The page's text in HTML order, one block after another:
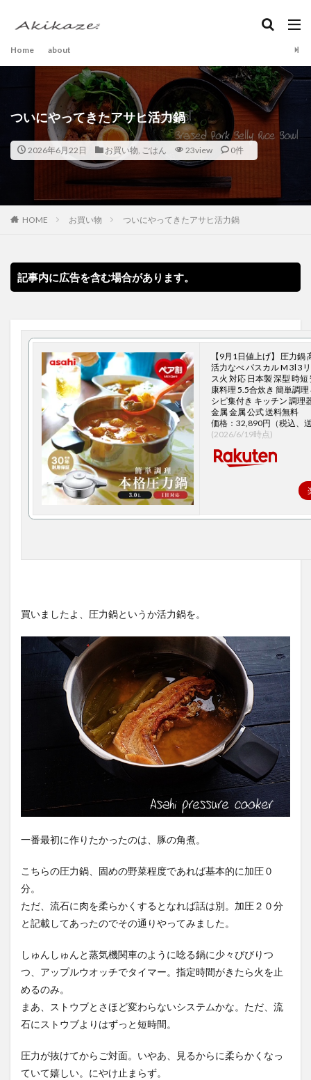
Home about
ついにやってきたアサヒ活力鍋
2026年6月22日 お買い物, ごはん 23view 0件
HOME お買い物 ついにやってきたアサヒ活力鍋
記事内に広告を含む場合があります。
【9月1日値上げ】 圧力鍋
活力なべ パスカル M 3l 3
ス火 対応 日本製 深型 時短
康料理 5.5合炊き 簡単調理
シピ集付き キッチン 調理
金属 金属 公式 送料無料
価格：32,890円（税込、
(2026/6/19時点)
買いましたよ、圧力鍋というか活力鍋を。
一番最初に作りたかったのは、豚の角煮。
こちらの圧力鍋、固めの野菜程度であれば基本的に加圧０
分。
ただ、流石に肉を柔らかくするとなれば話は別。加圧２０分
と記載してあったのでその通りやってみました。
しゅんしゅんと蒸気機関車のように唸る鍋に少々びびりつ
つ、アップルウオッチでタイマー。指定時間がきたら火を止
めるのみ。
まあ、ストウブとさほど変わらないシステムかな。ただ、流
石にストウブよりはずっと短時間。
圧力が抜けてからご対面。いやあ、見るからに柔らかくなっ
ていて嬉しい。にやけ止まらず。